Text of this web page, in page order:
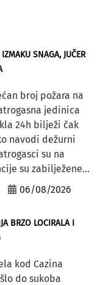
SNAGA, JUČER
broj požara na
jedinica
24h bilježi čak
navodi dežurni
su na
su zabilježene...
06/08/2026
BRZO LOCIRALA I
kod Cazina
do sukoba